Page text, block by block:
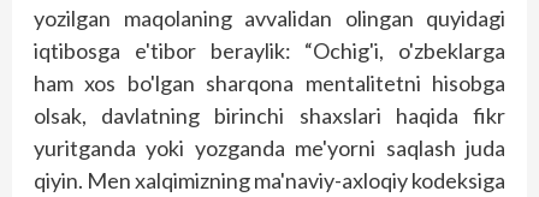
yozilgan maqolaning avvalidan olingan quyidagi
iqtibosga e'tibor beraylik: “Ochig'i, o'zbeklarga
ham xos bo'lgan sharqona mentalitetni hisobga
olsak, davlatning birinchi shaxslari haqida fikr
yuritganda yoki yozganda me'yorni saqlash juda
qiyin. Men xalqimizning ma'naviy-axloqiy kodeksiga